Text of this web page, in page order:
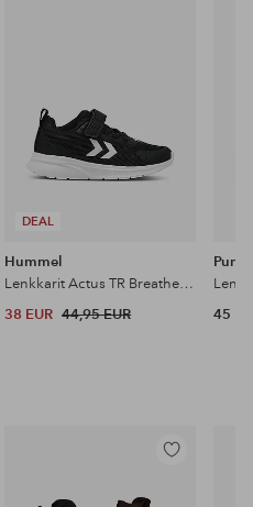
DEAL
Hummel
Lenkkarit Actus TR Breather Jr
38 EUR 44,95 EUR
Puma
45
Lisää